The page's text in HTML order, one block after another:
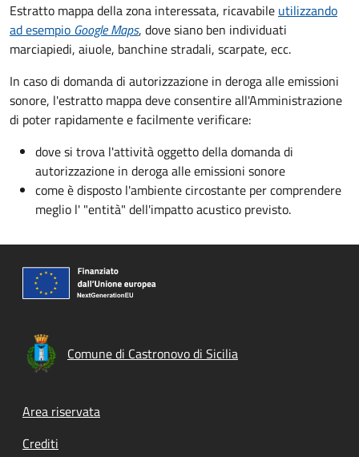
Estratto mappa della zona interessata, ricavabile utilizzando
ad esempio Google Maps, dove siano ben individuati
marciapiedi, aiuole, banchine stradali, scarpate, ecc.
In caso di domanda di autorizzazione in deroga alle emissioni
sonore, l'estratto mappa deve consentire all'Amministrazione
di poter rapidamente e facilmente verificare:
dove si trova l'attività oggetto della domanda di
autorizzazione in deroga alle emissioni sonore
come è disposto l'ambiente circostante per comprendere
meglio l' "entità" dell'impatto acustico previsto.
Comune di Castronovo di Sicilia
Footer menu
Area riservata
Crediti